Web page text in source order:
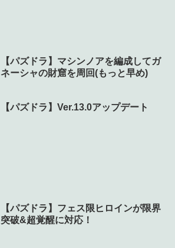
【パズドラ】マシンノアを編成してガ
ネーシャの財窟を周回(もっと早め)
【パズドラ】Ver.13.0アップデート
【パズドラ】フェス限ヒロインが限界
突破&超覚醒に対応！